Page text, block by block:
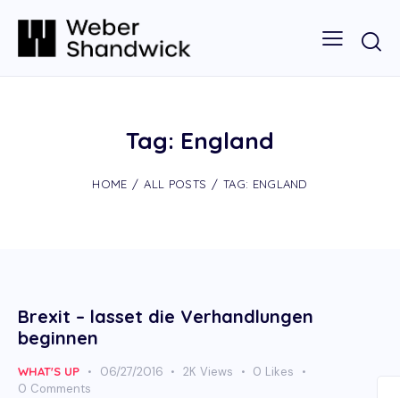
Tag: England
HOME ALL POSTS TAG: ENGLAND
Brexit – lasset die Verhandlungen
beginnen
WHAT'S UP 06/27/2016 2K Views 0 Likes
0 Comments